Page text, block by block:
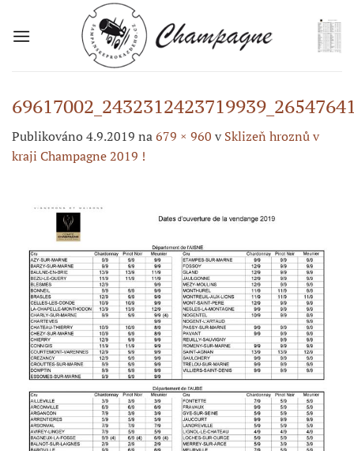
Publikováno4.9.2019 na679 × 960 vSklizeň hroznů v
kraji Champagne 2019 !